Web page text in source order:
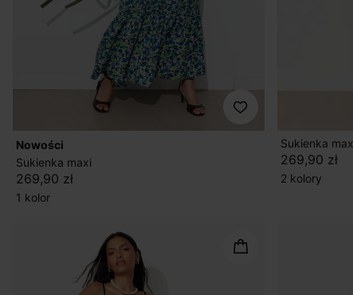
nowości
Sukienka maxi
269,90 zł
1 kolor
Sukienka
269,90 zł
2 kolory